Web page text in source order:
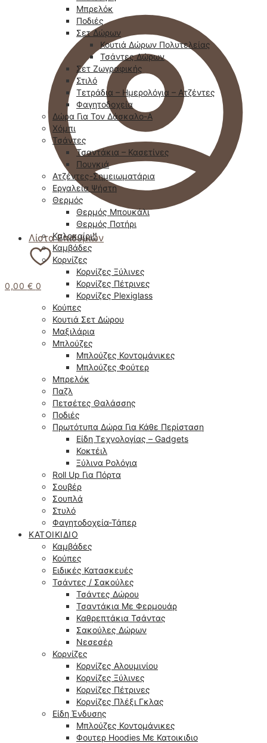
Λίστα Επιθυμιών
0,00 € 0
Μπρελόκ
Ποδιές
Σετ Δώρων
Κουτιά Δώρων Πολυτελείας
Τσάντες Δώρων
Σετ Ζωγραφικής
Στιλό
Τετράδια – Ημερολόγια – Ατζέντες
Φαγητοδοχεία
Δώρα Για Τον Δάσκαλο-Α
Χόμπι
Τσάντες
Τσαντάκια – Κασετίνες
Πουγκιά
Ατζέντες-Σημειωματάρια
Εργαλεία Ψήστη
Θερμός
Θερμός Μπουκάλι
Θερμός Ποτήρι
Καλοκαίρι!!
Καμβάδες
Κορνίζες
Κορνίζες Ξύλινες
Κορνίζες Πέτρινες
Κορνίζες Plexiglass
Κούπες
Κουτιά Σετ Δώρου
Μαξιλάρια
Μπλούζες
Μπλούζες Κοντομάνικες
Μπλούζες Φούτερ
Μπρελόκ
Παζλ
Πετσέτες Θαλάσσης
Ποδιές
Πρωτότυπα Δώρα Για Κάθε Περίσταση
Είδη Τεχνολογίας – Gadgets
Κοκτέιλ
Ξύλινα Ρολόγια
Roll Up Για Πόρτα
Σουβέρ
Σουπλά
Στυλό
Φαγητοδοχεία-Τάπερ
ΚΑΤΟΙΚΊΔΙΟ
Καμβάδες
Κούπες
Ειδικές Κατασκευές
Τσάντες / Σακούλες
Τσάντες Δώρου
Τσαντάκια Με Φερμουάρ
Καθρεπτάκια Τσάντας
Σακούλες Δώρων
Νεσεσέρ
Κορνίζες
Κορνίζες Αλουμινίου
Κορνίζες Ξύλινες
Κορνίζες Πέτρινες
Κορνίζες Πλέξι Γκλας
Είδη Ένδυσης
Μπλούζες Κοντομάνικες
Φουτερ Hoodies Με Κατοικιδιο